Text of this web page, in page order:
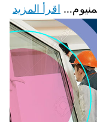
اقرأ المزيد